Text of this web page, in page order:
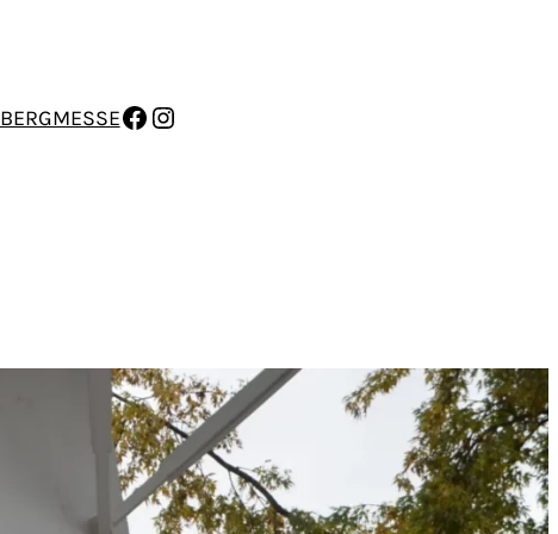
BERGMESSEFACEBOOK
INSTAGRAM